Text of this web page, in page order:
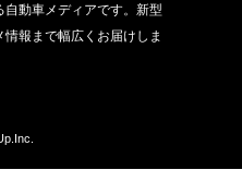
動車メディアです。新型
報まで幅広くお届けしま